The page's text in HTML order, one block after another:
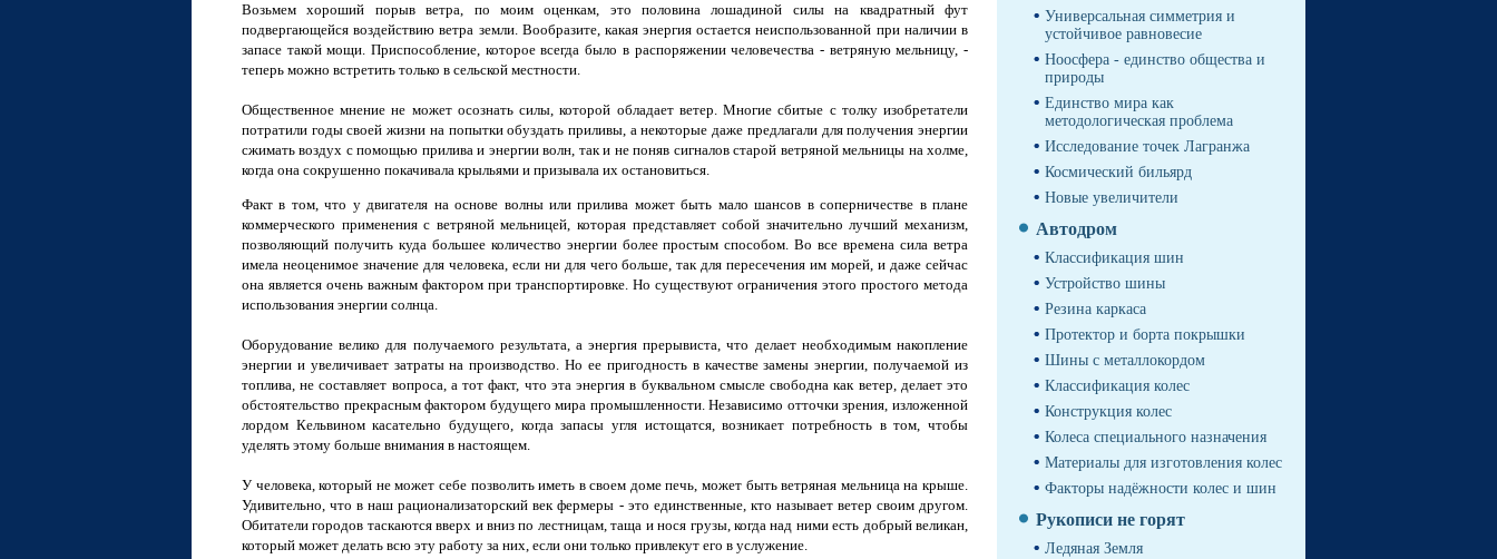
Возьмем хороший порыв ветра, по моим оценкам, это половина лошадиной силы на квадратный фут
подвергающейся воздействию ветра земли. Вообразите, какая энергия остается неиспользованной при наличии в
запасе такой мощи. Приспособление, которое всегда было в распоряжении человечества - ветряную мельницу, -
теперь можно встретить только в сельской местности.
Общественное мнение не может осознать силы, которой обладает ветер. Многие сбитые с толку изобретатели
потратили годы своей жизни на попытки обуздать приливы, а некоторые даже предлагали для получения энергии
сжимать воздух с помощью прилива и энергии волн, так и не поняв сигналов старой ветряной мельницы на холме,
когда она сокрушенно покачивала крыльями и призывала их остановиться.
Факт в том, что у двигателя на основе волны или прилива может быть мало шансов в соперничестве в плане
коммерческого применения с ветряной мельницей, которая представляет собой значительно лучший механизм,
позволяющий получить куда большее количество энергии более простым способом. Во все времена сила ветра
имела неоценимое значение для человека, если ни для чего больше, так для пересечения им морей, и даже сейчас
она является очень важным фактором при транспортировке. Но существуют ограничения этого простого метода
использования энергии солнца.
Оборудование велико для получаемого результата, а энергия прерывиста, что делает необходимым накопление
энергии и увеличивает затраты на производство. Но ее пригодность в качестве замены энергии, получаемой из
топлива, не составляет вопроса, а тот факт, что эта энергия в буквальном смысле свободна как ветер, делает это
обстоятельство прекрасным фактором будущего мира промышленности. Независимо отточки зрения, изложенной
лордом Кельвином касательно будущего, когда запасы угля истощатся, возникает потребность в том, чтобы
уделять этому больше внимания в настоящем.
У человека, который не может себе позволить иметь в своем доме печь, может быть ветряная мельница на крыше.
Удивительно, что в наш рационализаторский век фермеры - это единственные, кто называет ветер своим другом.
Обитатели городов таскаются вверх и вниз по лестницам, таща и нося грузы, когда над ними есть добрый великан,
который может делать всю эту работу за них, если они только привлекут его в услужение.
Универсальная симметрия и
устойчивое равновесие
Ноосфера - единство общества и
природы
Единство мира как
методологическая проблема
Исследование точек Лагранжа
Космический бильярд
Новые увеличители
Автодром
Классификация шин
Устройство шины
Резина каркаса
Протектор и борта покрышки
Шины с металлокордом
Классификация колес
Конструкция колес
Колеса специального назначения
Материалы для изготовления колес
Факторы надёжности колес и шин
Рукописи не горят
Ледяная Земля